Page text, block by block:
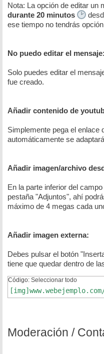
Nota: La opción de editar un
durante 20 minutos
ese tiempo no tendrás
No puedo editar el mensaje:
Solo puedes editar el
fue creado.
Añadir contenido de
Simplemente pega el enlace
automáticamente se
Añadir imagen/archivo
En la parte inferior del
pestaña "Adjuntos", ahí
máximo de 4 megas cada
Añadir imagen externa:
Debes pulsar el botón
tiene que quedar dentro de
Código: Seleccionar todo
Moderación /